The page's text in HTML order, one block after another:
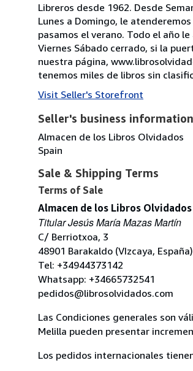
Libreros desde 1962. Desde
Lunes a Domingo, le
pasamos el verano. Todo el año
Viernes Sábado cerrado, si la
nuestra página,
tenemos miles de libros sin
Visit Seller's Storefront
Seller's business information
Almacen de los Libros Olvidados
Spain
Sale & Shipping Terms
Terms of Sale
Almacen de los Libros Olvidados
Titular Jesús María Mazas Martín
C/ Berriotxoa, 3
48901 Barakaldo (VIzcaya, España)
Tel: +34944373142
Whatsapp: +34665732541
pedidos@librosolvidados.com
Las Condiciones generales son
Melilla pueden presentar
Los pedidos internacionales